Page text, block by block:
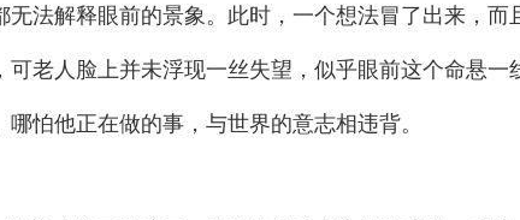
法解释眼前的景象。此时，一个想法冒了出来，而
人脸上并未浮现一丝失望，似乎眼前这个命悬一
怕他正在做的事，与世界的意志相违背。